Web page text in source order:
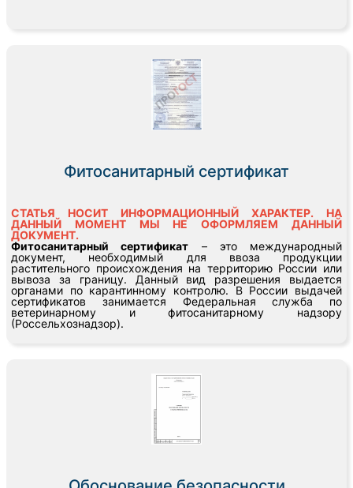
Фитосанитарный сертификат
СТАТЬЯ НОСИТ ИНФОРМАЦИОННЫЙ ХАРАКТЕР. НА
ДАННЫЙ МОМЕНТ МЫ НЕ ОФОРМЛЯЕМ ДАННЫЙ
ДОКУМЕНТ.
Фитосанитарный сертификат – это международный
документ, необходимый для ввоза продукции
растительного происхождения на территорию России или
вывоза за границу. Данный вид разрешения выдается
органами по карантинному контролю. В России выдачей
сертификатов занимается Федеральная служба по
ветеринарному и фитосанитарному надзору
(Россельхознадзор).